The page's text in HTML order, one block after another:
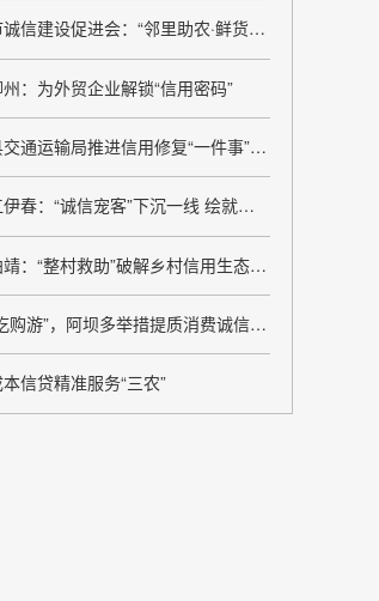
进会：“邻里助农·鲜货进社区”座谈会成功举办 搭建“田间到餐桌”直供桥梁
：为外贸企业解锁“信用密码”
通运输局推进信用修复“一件事”改革
：“诚信宠客”下沉一线 绘就旅游服务新图景
：“整村救助”破解乡村信用生态修复难题
购游”，阿坝多举措提质消费诚信维权
信贷精准服务“三农”